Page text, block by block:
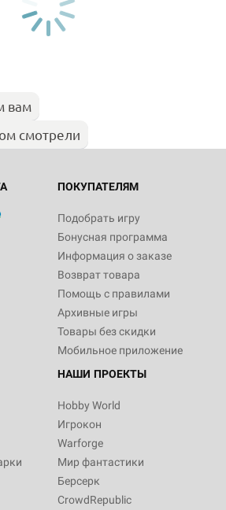
вам
смотрели
ПОКУПАТЕЛЯМ
Подобрать игру
Бонусная программа
Информация о заказе
Возврат товара
Помощь с правилами
Архивные игры
Товары без скидки
Мобильное приложение
НАШИ ПРОЕКТЫ
Hobby World
Игрокон
Warforge
Мир фантастики
Берсерк
CrowdRepublic